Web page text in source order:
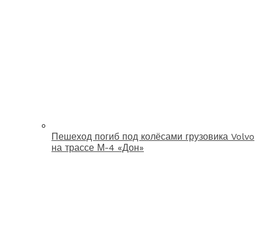
Пешеход погиб под колёсами грузовика Volvo
на трассе М-4 «Дон»